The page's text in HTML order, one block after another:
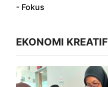
- Fokus
EKONOMI KREATIF